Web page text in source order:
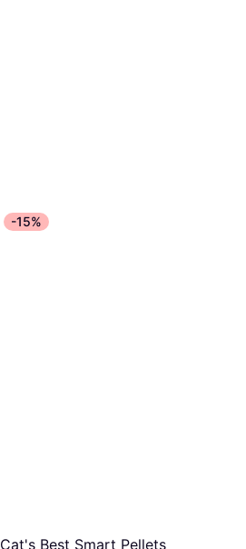
-15%
Cat's Best Smart Pellets